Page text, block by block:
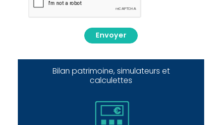
Envoyer
Bilan patrimoine, simulateurs et
calculettes